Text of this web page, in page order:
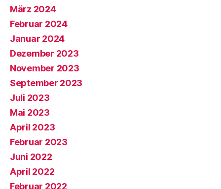
März 2024
Februar 2024
Januar 2024
Dezember 2023
November 2023
September 2023
Juli 2023
Mai 2023
April 2023
Februar 2023
Juni 2022
April 2022
Februar 2022